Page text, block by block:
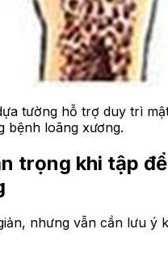
tường hỗ trợ duy trì
bệnh loãng xương.
trọng khi tập
nhưng vẫn cần lưu ý